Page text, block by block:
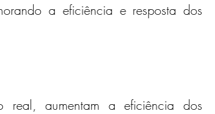
a eficiência e resposta dos
real, aumentam a eficiência dos